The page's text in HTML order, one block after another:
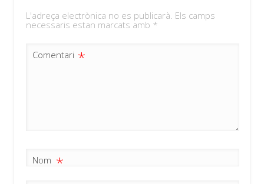
L'adreça electrònica no es publicarà. Els camps
necessaris estan marcats amb *
Comentari *
Nom *